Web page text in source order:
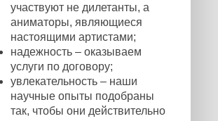
участвуют не дилетанты, а
аниматоры, являющиеся
настоящими артистами;
надежность – оказываем
услуги по договору;
увлекательность – наши
научные опыты подобраны
так, чтобы они действительно